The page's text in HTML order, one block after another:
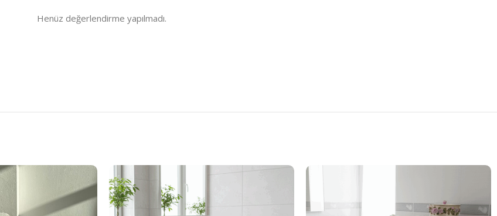
Henüz değerlendirme yapılmadı.